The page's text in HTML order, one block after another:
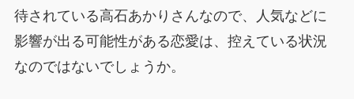
待されている高石あかりさんなので、人気などに
影響が出る可能性がある恋愛は、控えている状況
なのではないでしょうか。